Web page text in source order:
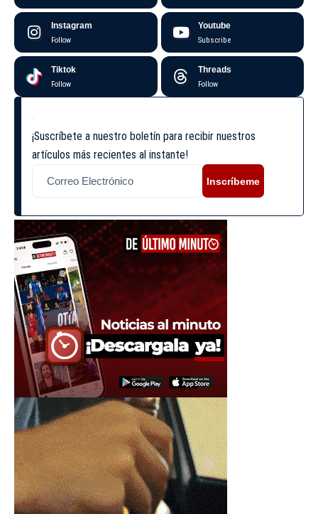
Instagram
Follow
Youtube
Subscribe
Tiktok
Follow
Threads
Follow
¡Suscríbete a nuestro boletín para recibir nuestros
artículos más recientes al instante!
Inscríbeme